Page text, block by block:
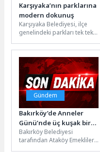
Karşıyaka’nın parklarına
modern dokunuş
Karşıyaka Belediyesi, ilçe
genelindeki parkları tek tek
estetik ve güvenli hale
getiriyor....
Gündem
Bakırköy’de Anneler
Günü’nde üç kuşak bir
araya geldi
Bakırköy Belediyesi
tarafından Ataköy Emekliler